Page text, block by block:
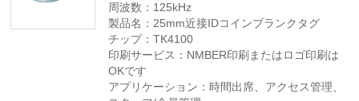
周波数：125kHz
製品名：25mm近接IDコインブランクタグ
チップ：TK4100
印刷サービス：NMBER印刷またはロゴ印刷は
OKです
アプリケーション：時間出席、アクセス管理、